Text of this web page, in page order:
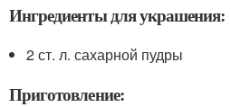
Ингредиенты для украшения:
2 ст. л. сахарной пудры
Приготовление: